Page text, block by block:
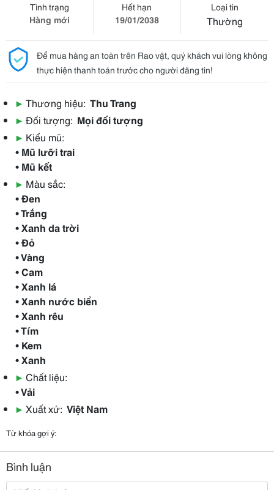
Tình trạng
Hàng mới
Hết hạn
19/01/2038
Loại tin
Thường
Để mua hàng an toàn trên Rao vặt, quý khách vui lòng không
thực hiện thanh toán trước cho người đăng tin!
▶ Thương hiệu: Thu Trang
▶ Đối tượng: Mọi đối tượng
▶ Kiểu mũ:
• Mũ lưỡi trai
• Mũ kết
▶ Màu sắc:
• Đen
• Trắng
• Xanh da trời
• Đỏ
• Vàng
• Cam
• Xanh lá
• Xanh nước biển
• Xanh rêu
• Tím
• Kem
• Xanh
▶ Chất liệu:
• Vải
▶ Xuất xứ: Việt Nam
Từ khóa gợi ý:
Bình luận